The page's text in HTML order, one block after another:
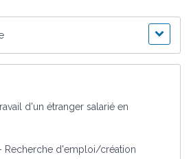
d'un étranger salarié en
Recherche d'emploi/création